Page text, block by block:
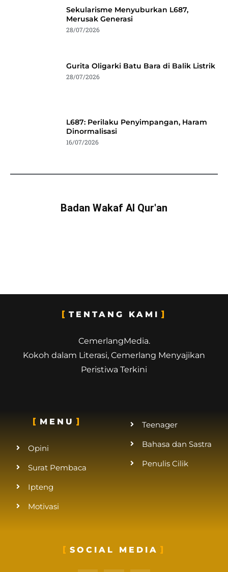
Sekularisme Menyuburkan L687,
Merusak Generasi
28/07/2026
Gurita Oligarki Batu Bara di Balik Listrik
28/07/2026
L687: Perilaku Penyimpangan, Haram
Dinormalisasi
16/07/2026
Badan Wakaf Al Qur'an
TENTANG KAMI
CemerlangMedia.
Kokoh dalam Literasi, Cemerlang Menyajikan
Peristiwa Terkini
MENU
Opini
Surat Pembaca
Ipteng
Motivasi
Teenager
Bahasa dan Sastra
Penulis Cilik
SOCIAL MEDIA